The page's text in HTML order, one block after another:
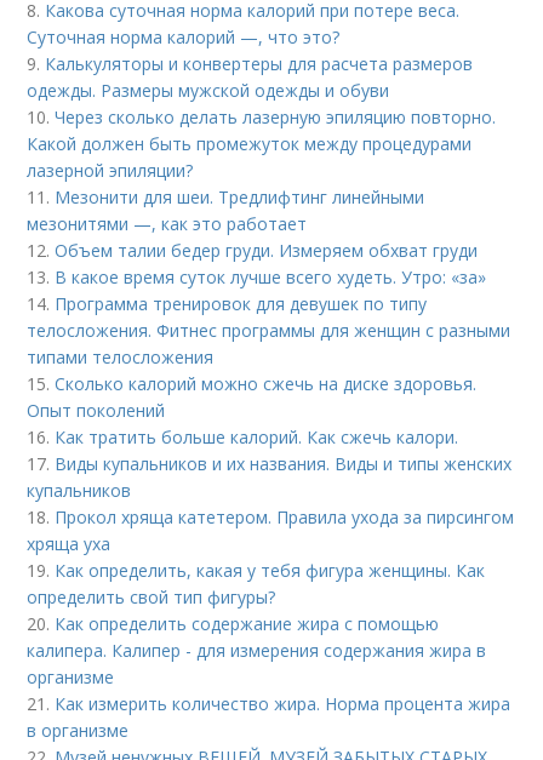
8. Какова суточная норма калорий при потере веса.
Суточная норма калорий —, что это?
9. Калькуляторы и конвертеры для расчета размеров
одежды. Размеры мужской одежды и обуви
10.Через сколько делать лазерную эпиляцию повторно.
Какой должен быть промежуток между процедурами
лазерной эпиляции?
11. Мезонити для шеи. Тредлифтинг линейными
мезонитями —, как это работает
12.Объем талии бедер груди. Измеряем обхват груди
13. В какое время суток лучше всего худеть. Утро: «за»
14. Программа тренировок для девушек по типу
телосложения. Фитнес программы для женщин с разными
типами телосложения
15.Сколько калорий можно сжечь на диске здоровья.
Опыт поколений
16. Как тратить больше калорий. Как сжечь калори.
17. Виды купальников и их названия. Виды и типы женских
купальников
18. Прокол хряща катетером. Правила ухода за пирсингом
хряща уха
19. Как определить, какая у тебя фигура женщины. Как
определить свой тип фигуры?
20. Как определить содержание жира с помощью
калипера. Калипер - для измерения содержания жира в
организме
21. Как измерить количество жира. Норма процента жира
в организме